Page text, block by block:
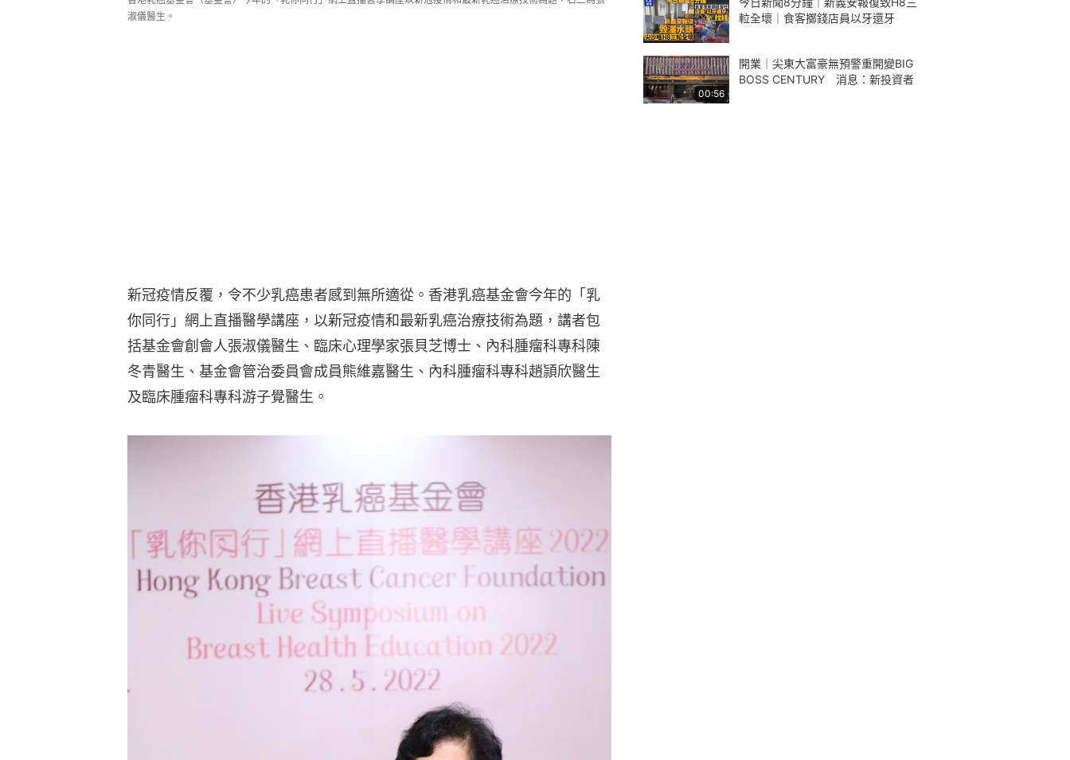
淑儀醫生。
新冠疫情反覆，令不少乳癌患者感到無所適從。香港乳癌基金會今年的「乳
你同行」網上直播醫學講座，以新冠疫情和最新乳癌治療技術為題，講者包
括基金會創會人張淑儀醫生、臨床心理學家張貝芝博士、內科腫瘤科專科陳
冬青醫生、基金會管治委員會成員熊維嘉醫生、內科腫瘤科專科趙頴欣醫生
及臨床腫瘤科專科游子覺醫生。
𨋢全壞｜食客擲錢店員以牙還牙
00:56
開業｜尖東大富豪無預警重開變BIG
BOSS CENTURY 消息：新投資者